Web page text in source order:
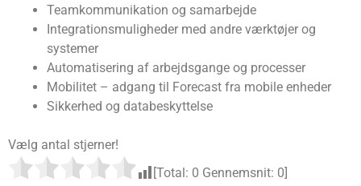
Teamkommunikation og samarbejde
Integrationsmuligheder med andre værktøjer og
systemer
Automatisering af arbejdsgange og processer
Mobilitet – adgang til Forecast fra mobile enheder
Sikkerhed og databeskyttelse
Vælg antal stjerner!
[Total: 0 Gennemsnit: 0